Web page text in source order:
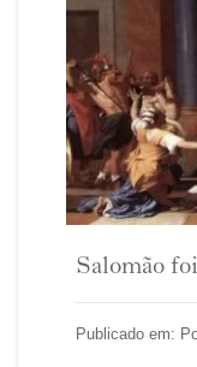
Salomão
Publicado em: